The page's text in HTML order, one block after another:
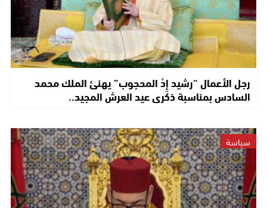
رجل الأعمال “رشيد إِدْ المحجوب” يهنئ الملك محمد
السادس بمناسبة ذكرى عيد العرش المجيد..
سياسة